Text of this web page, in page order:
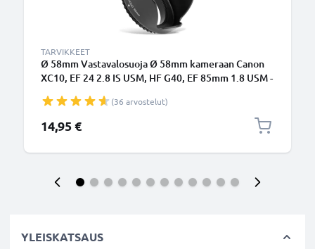
TARVIKKEET
Ø 58mm Vastavalosuoja Ø 58mm kameraan Canon
XC10, EF 24 2.8 IS USM, HF G40, EF 85mm 1.8 USM -
tulppaani / terälehti vastavalosuoja tuotemerkiltä
CELLONIC
(36 arvostelut)
14,95 €
YLEISKATSAUS